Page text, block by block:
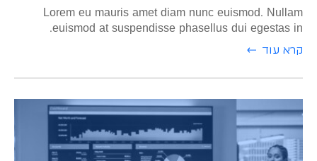
Lorem eu mauris amet diam nunc euismod. Nullam
euismod at suspendisse phasellus dui egestas in.
קרא עוד